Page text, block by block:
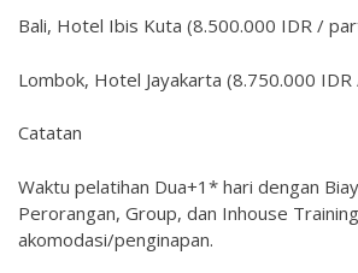
Bali, Hotel Ibis Kuta (8.500.000 IDR /
Lombok, Hotel Jayakarta (8.750.000
Catatan
Waktu pelatihan Dua+1* hari dengan
Perorangan, Group, dan Inhouse
akomodasi/penginapan.